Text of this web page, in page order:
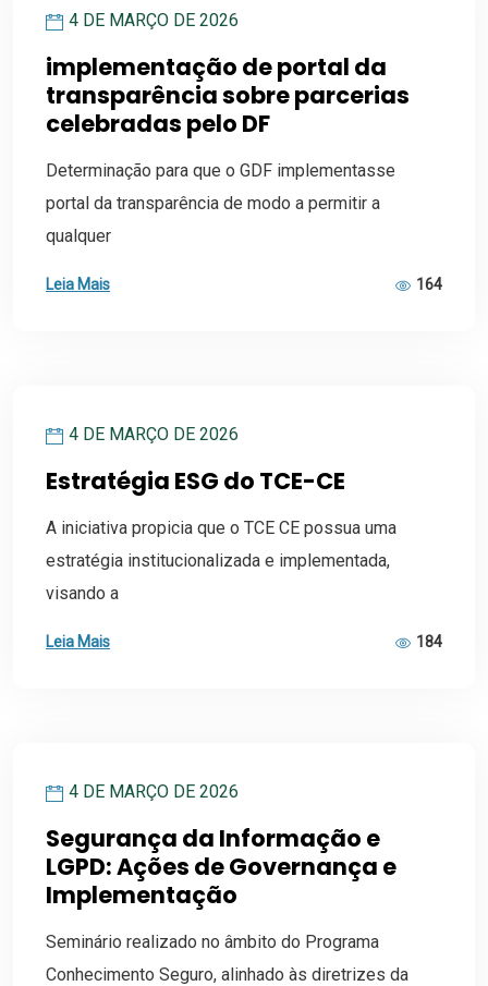
4 DE MARÇO DE 2026
implementação de portal da
transparência sobre parcerias
celebradas pelo DF
Determinação para que o GDF implementasse
portal da transparência de modo a permitir a
qualquer
Leia Mais 164
4 DE MARÇO DE 2026
Estratégia ESG do TCE-CE
A iniciativa propicia que o TCE CE possua uma
estratégia institucionalizada e implementada,
visando a
Leia Mais 184
4 DE MARÇO DE 2026
Segurança da Informação e
LGPD: Ações de Governança e
Implementação
Seminário realizado no âmbito do Programa
Conhecimento Seguro, alinhado às diretrizes da